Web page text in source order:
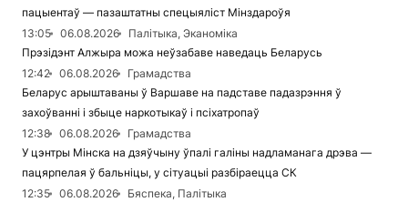
пацыентаў — пазаштатны спецыяліст Мінздароўя
13:05
06.08.2026
Палітыка, Эканоміка
Прэзідэнт Алжыра можа неўзабаве наведаць Беларусь
12:42
06.08.2026
Грамадства
Беларус арыштаваны ў Варшаве на падставе падазрэння ў
захоўванні і збыце наркотыкаў і псіхатропаў
12:38
06.08.2026
Грамадства
У цэнтры Мінска на дзяўчыну ўпалі галіны надламанага дрэва —
пацярпелая ў бальніцы, у сітуацыі разбіраецца СК
12:35
06.08.2026
Бяспека, Палітыка